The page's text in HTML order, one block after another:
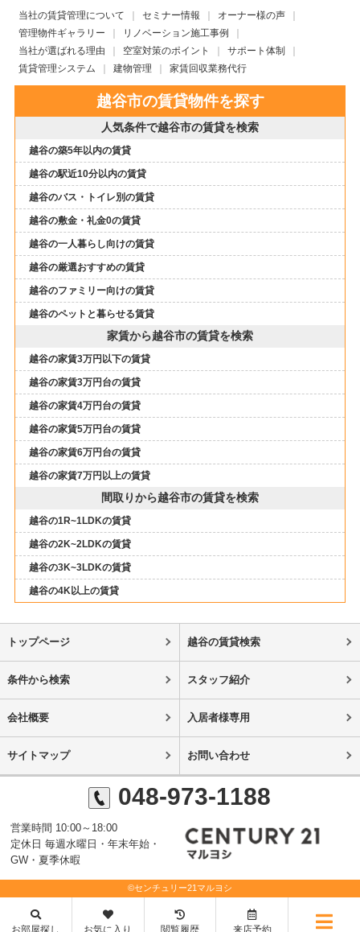
当社の賃貸管理について セミナー情報
オーナー様の声
管理物件ギャラリー
リノベーション施工事例
当社が選ばれる理由
空室対策のポイント
サポート体制
賃貸管理システム
建物管理 家賃回収業務代行
越谷市の賃貸物件を探す
人気条件で越谷市の賃貸を検索
越谷の築5年以内の賃貸
越谷の駅近10分以内の賃貸
越谷のバス・トイレ別の賃貸
越谷の敷金・礼金0の賃貸
越谷の一人暮らし向けの賃貸
越谷の厳選おすすめの賃貸
越谷のファミリー向けの賃貸
越谷のペットと暮らせる賃貸
家賃から越谷市の賃貸を検索
越谷の家賃3万円以下の賃貸
越谷の家賃3万円台の賃貸
越谷の家賃4万円台の賃貸
越谷の家賃5万円台の賃貸
越谷の家賃6万円台の賃貸
越谷の家賃7万円以上の賃貸
間取りから越谷市の賃貸を検索
越谷の1R~1LDKの賃貸
越谷の2K~2LDKの賃貸
越谷の3K~3LDKの賃貸
越谷の4K以上の賃貸
トップページ 越谷の賃貸検索
条件から検索 スタッフ紹介
会社概要 入居者様専用
サイトマップ お問い合わせ
048-973-1188
営業時間 10:00～18:00
定休日 毎週水曜日・年末年始・
GW・夏季休暇
©センチュリー21マルヨシ
お部屋探し お気に入り 閲覧履歴 来店予約